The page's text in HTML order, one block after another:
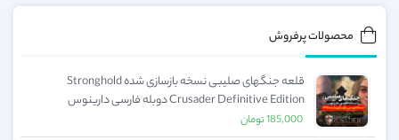
محصولات پرفروش
قلعه جنگهای صلیبی نسخه بازسازی شده Stronghold
Crusader Definitive Edition دوبله فارسی دارینوس
185,000تومان